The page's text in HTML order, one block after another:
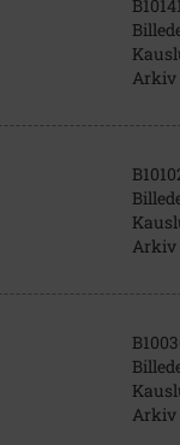
Arkiv
Arkiv
Arkiv